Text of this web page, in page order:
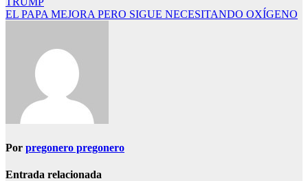
de
EL PAPA MEJORA PERO SIGUE NECESITANDO OXÍGENO
Por pregonero pregonero
Entrada relacionada